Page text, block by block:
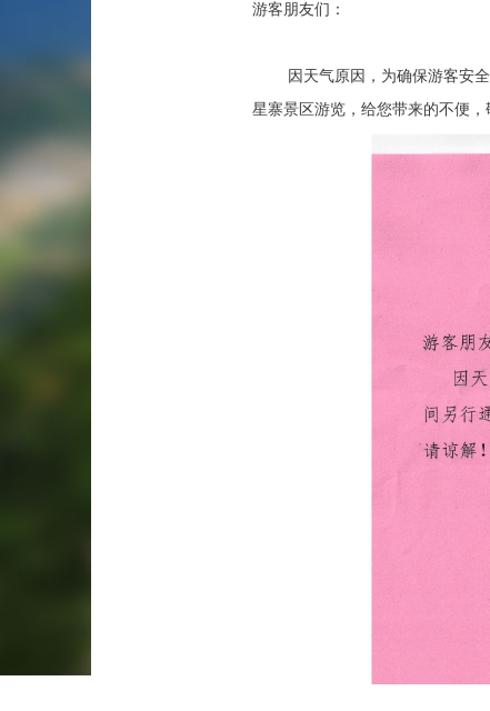
游客朋友们：
因天气原因，为确保游客安全
星寨景区游览，给您带来的不便，